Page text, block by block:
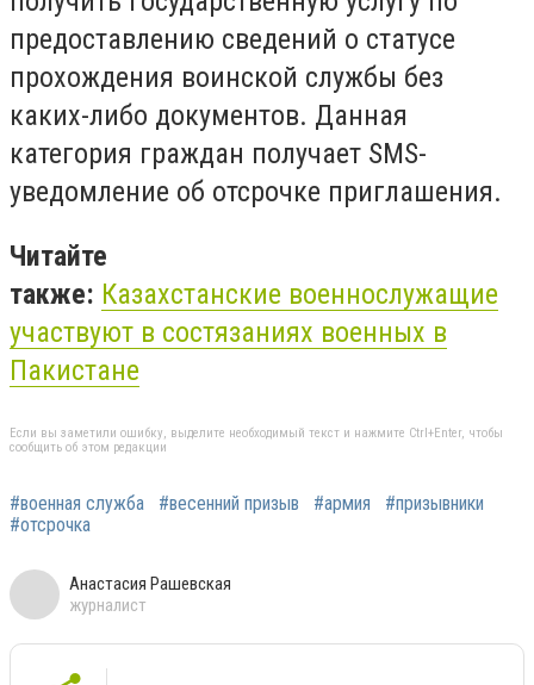
предоставлению сведений о статусе
прохождения воинской службы без
каких-либо документов. Данная
категория граждан получает SMS-
уведомление об отсрочке приглашения.
Читайте
также: Казахстанские военнослужащие
участвуют в состязаниях военных в
Пакистане
Если вы заметили ошибку, выделите необходимый текст и нажмите Ctrl+Enter, чтобы
сообщить об этом редакции
#военная служба #весенний призыв #армия
#призывники
#отсрочка
Анастасия Рашевская
журналист